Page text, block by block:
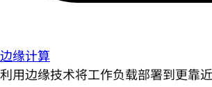
边缘计算
利用边缘技术将工作负载部署到更靠